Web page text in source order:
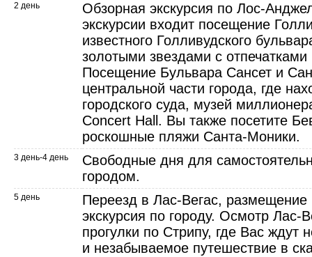
2 день
Обзорная экскурсия по Лос-
экскурсии входит посещение
известного Голливудского
золотыми звездами с отпечатками
Посещение Бульвара Сансет и
центральной части города, где
городского суда, музей
Concert Hall. Вы также посетите
роскошные пляжи Санта-Моники.
3 день-4 день
Свободные дня для
городом.
5 день
Переезд в Лас-Вегас, размещение
экскурсия по городу. Осмотр Лас-
прогулки по Стрипу, где Вас ждут
и незабываемое путешествие в